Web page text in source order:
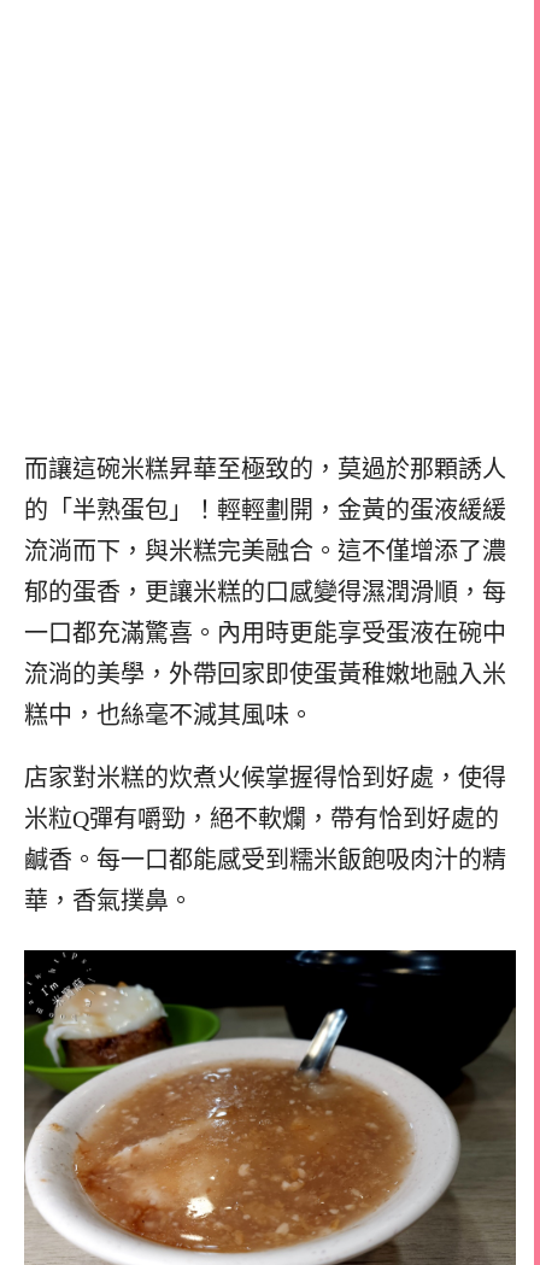
而讓這碗米糕昇華至極致的，莫過於那顆誘人
的「半熟蛋包」！輕輕劃開，金黃的蛋液緩緩
流淌而下，與米糕完美融合。這不僅增添了濃
郁的蛋香，更讓米糕的口感變得濕潤滑順，每
一口都充滿驚喜。內用時更能享受蛋液在碗中
流淌的美學，外帶回家即使蛋黃稚嫩地融入米
糕中，也絲毫不減其風味。
店家對米糕的炊煮火候掌握得恰到好處，使得
米粒Q彈有嚼勁，絕不軟爛，帶有恰到好處的
鹹香。每一口都能感受到糯米飯飽吸肉汁的精
華，香氣撲鼻。